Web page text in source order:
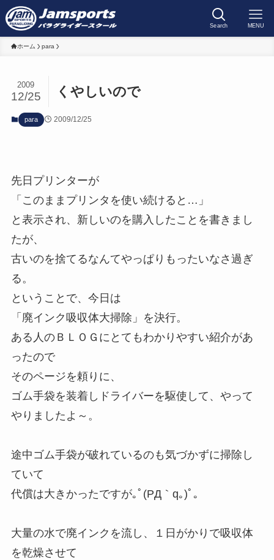
Search MENU
ホーム para
くやしいので
2009
12/25
para 2009/12/25
先日プリンターが
「このままプリンタを使い続けると…」
と表示され、新しいのを購入したことを書きまし
たが、
古いのを捨てるなんてやっぱりもったいなさ過ぎ
る。
ということで、今日は
「廃インク吸収体大掃除」を決行。
ある人のＢＬＯＧにとてもわかりやすい紹介があ
ったので
そのページを頼りに、
ゴム手袋を装着しドライバーを駆使して、やって
やりましたよ～。
途中ゴム手袋が破れているのも気づかずに掃除し
ていて
代償は大きかったですが｡ﾟ(PД｀q｡)ﾟ｡
大量の水で廃インクを流し、１日がかりで吸収体
を乾燥させて